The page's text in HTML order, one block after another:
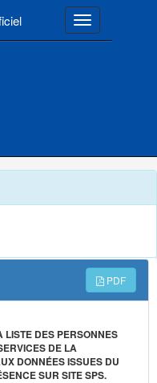
Toggle
PDF
LISTE DES PERSONNES
DE LA
DONNÉES ISSUES DU
SUR SITE SPS.